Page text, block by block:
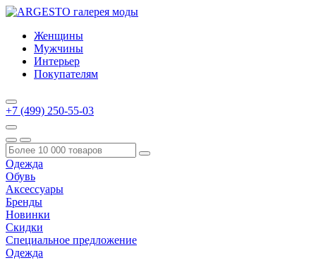
Женщины
Мужчины
Интерьер
Покупателям
+7 (499) 250-55-03
Одежда
Обувь
Аксессуары
Бренды
Новинки
Скидки
Специальное предложение
Одежда